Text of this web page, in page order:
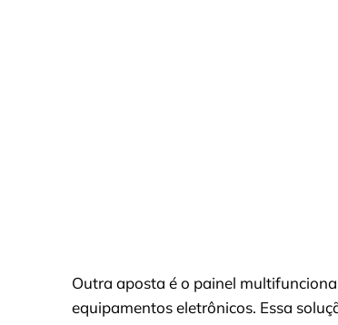
Outra aposta é o painel
equipamentos eletrônicos. Essa